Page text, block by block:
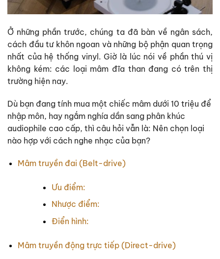
Ở những phần trước, chúng ta đã bàn về ngân sách,
cách đầu tư khôn ngoan và những bộ phận quan trọng
nhất của hệ thống vinyl. Giờ là lúc nói về phần thú vị
không kém: các loại mâm đĩa than đang có trên thị
trường hiện nay.
Dù bạn đang tính mua một chiếc mâm dưới 10 triệu để
nhập môn, hay ngắm nghía dần sang phân khúc
audiophile cao cấp, thì câu hỏi vẫn là: Nên chọn loại
nào hợp với cách nghe nhạc của bạn?
Mâm truyền đai (Belt-drive)
Ưu điểm:
Nhược điểm:
Điển hình:
Mâm truyền động trực tiếp (Direct-drive)